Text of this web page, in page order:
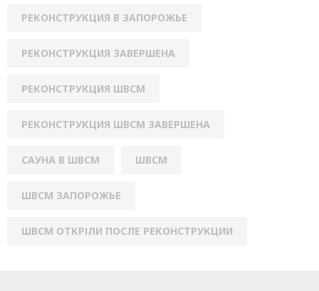
РЕКОНСТРУКЦИЯ В ЗАПОРОЖЬЕ
РЕКОНСТРУКЦИЯ ЗАВЕРШЕНА
РЕКОНСТРУКЦИЯ ШВСМ
РЕКОНСТРУКЦИЯ ШВСМ ЗАВЕРШЕНА
САУНА В ШВСМ ШВСМ
ШВСМ ЗАПОРОЖЬЕ
ШВСМ ОТКРІЛИ ПОСЛЕ РЕКОНСТРУКЦИИ